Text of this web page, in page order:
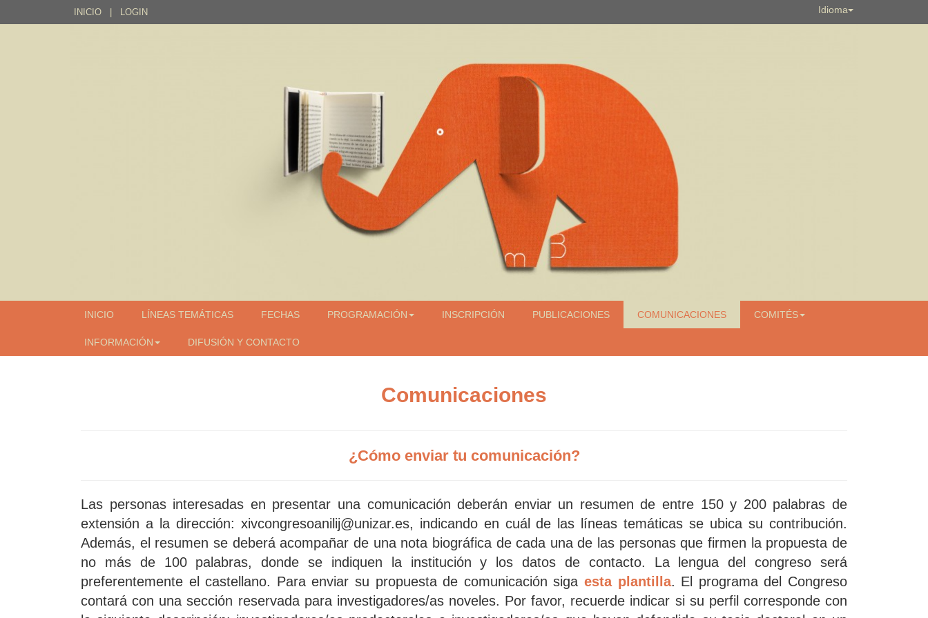
INICIO LOGIN Idioma
INICIO LÍNEAS TEMÁTICAS FECHAS PROGRAMACIÓN INSCRIPCIÓN PUBLICACIONES COMUNICACIONES COMITÉS
INFORMACIÓN DIFUSIÓN Y CONTACTO
Comunicaciones
¿Cómo enviar tu comunicación?
Las personas interesadas en presentar una comunicación deberán enviar un resumen de entre 150 y 200 palabras de
extensión a la dirección: xivcongresoanilij@unizar.es, indicando en cuál de las líneas temáticas se ubica su contribución.
Además, el resumen se deberá acompañar de una nota biográfica de cada una de las personas que firmen la propuesta de
no más de 100 palabras, donde se indiquen la institución y los datos de contacto. La lengua del congreso será
preferentemente el castellano. Para enviar su propuesta de comunicación siga esta plantilla. El programa del Congreso
contará con una sección reservada para investigadores/as noveles. Por favor, recuerde indicar si su perfil corresponde con